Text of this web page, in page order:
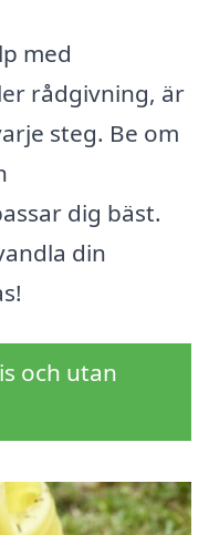
med
rådgivning, är
steg. Be om
dig bäst.
din
och utan